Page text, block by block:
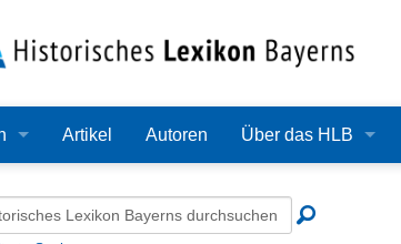
Artikel Autoren Über das HLB
Redaktion